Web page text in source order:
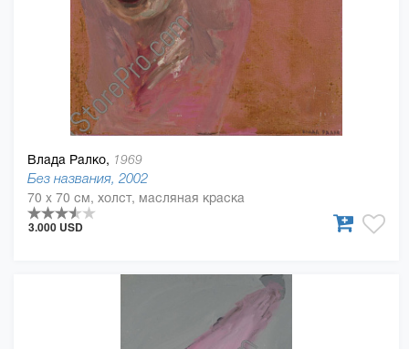
Влада Ралко, 1969
Без названия, 2002
70 x 70 см, холст, масляная краска
3.000 USD